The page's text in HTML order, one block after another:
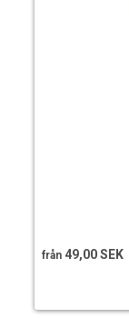
från 49,00 SEK